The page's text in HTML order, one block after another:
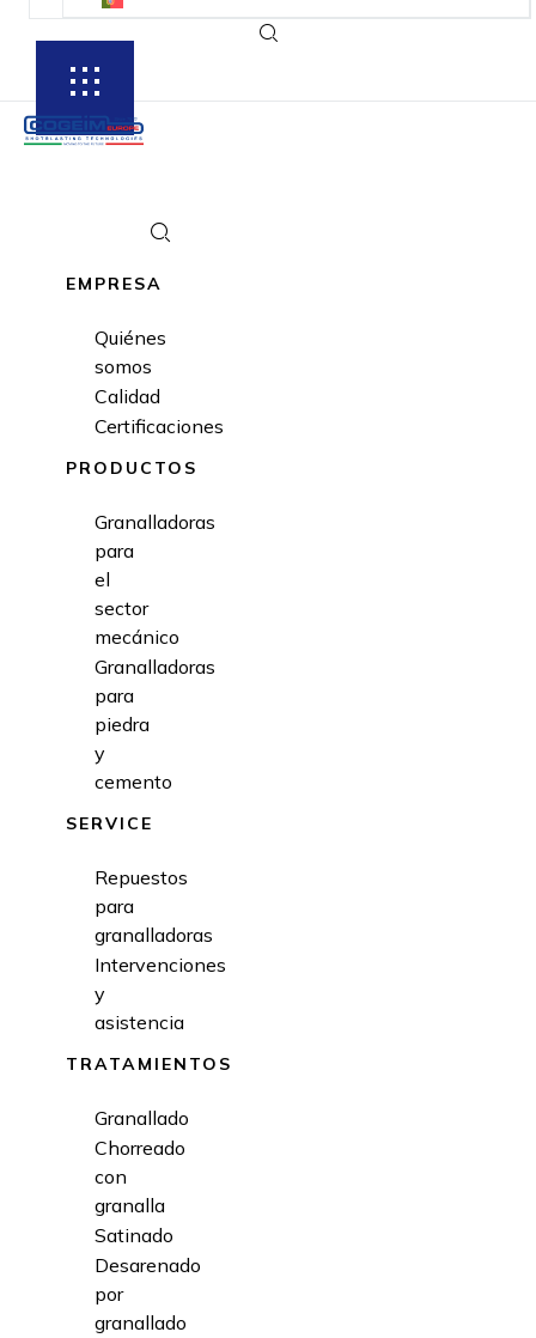
EMPRESA
Quiénes
somos
Calidad
Certificaciones
PRODUCTOS
Granalladoras
para
el
sector
mecánico
Granalladoras
para
piedra
y
cemento
SERVICE
Repuestos
para
granalladoras
Intervenciones
y
asistencia
TRATAMIENTOS
Granallado
Chorreado
con
granalla
Satinado
Desarenado
por
granallado